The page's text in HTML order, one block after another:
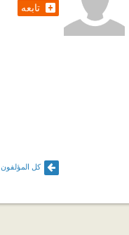
تابعه
كل المؤلفون